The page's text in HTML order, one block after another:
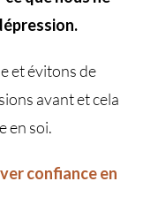
et évitons de
avant et cela
en soi.
confiance en